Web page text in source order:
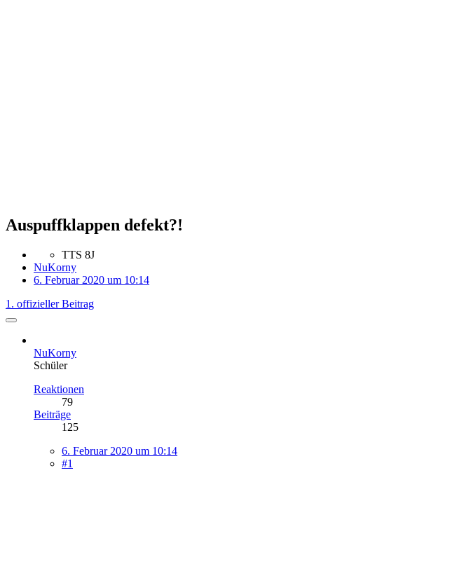
Auspuffklappen defekt?!
TTS 8J
NuKorny
6. Februar 2020 um 10:14
1. offizieller Beitrag
NuKorny
Schüler
Reaktionen
79
Beiträge
125
6. Februar 2020 um 10:14
#1